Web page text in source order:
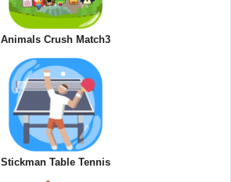
Animals Crush Match3
Stickman Table Tennis